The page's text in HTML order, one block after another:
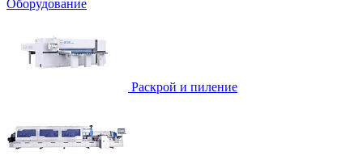
Оборудование
Раскрой и пиление